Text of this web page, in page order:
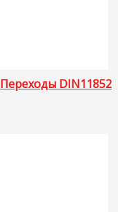
Переходы DIN11852